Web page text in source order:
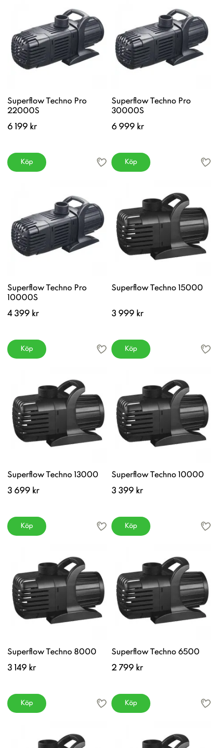
Superflow Techno Pro
22000S
6 199 kr
Köp
Superflow Techno Pro
30000S
6 999 kr
Köp
Superflow Techno Pro
10000S
4 399 kr
Köp
Superflow Techno 15000
3 999 kr
Köp
Superflow Techno 13000
3 699 kr
Köp
Superflow Techno 10000
3 399 kr
Köp
Superflow Techno 8000
3 149 kr
Köp
Superflow Techno 6500
2 799 kr
Köp